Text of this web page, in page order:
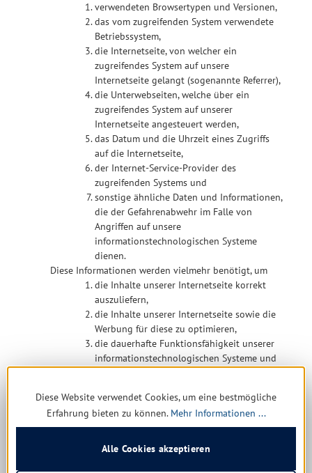
verwendeten Browsertypen und Versionen,
das vom zugreifenden System verwendete
Betriebssystem,
die Internetseite, von welcher ein
zugreifendes System auf unsere
Internetseite gelangt (sogenannte Referrer),
die Unterwebseiten, welche über ein
zugreifendes System auf unserer
Internetseite angesteuert werden,
das Datum und die Uhrzeit eines Zugriffs
auf die Internetseite,
der Internet-Service-Provider des
zugreifenden Systems und
sonstige ähnliche Daten und Informationen,
die der Gefahrenabwehr im Falle von
Angriffen auf unsere
informationstechnologischen Systeme
dienen.
Diese Informationen werden vielmehr benötigt, um
die Inhalte unserer Internetseite korrekt
auszuliefern,
die Inhalte unserer Internetseite sowie die
Werbung für diese zu optimieren,
die dauerhafte Funktionsfähigkeit unserer
informationstechnologischen Systeme und
um Strafverfolgungsbehörden im Falle eines
Cyberangriffes die zur Strafverfolgung
notwendigen Informationen bereitzustellen.
Diese anonym erhobenen Daten und
Diese Website verwendet Cookies, um eine bestmögliche
Erfahrung bieten zu können. Mehr Informationen ...
Alle Cookies akzeptieren